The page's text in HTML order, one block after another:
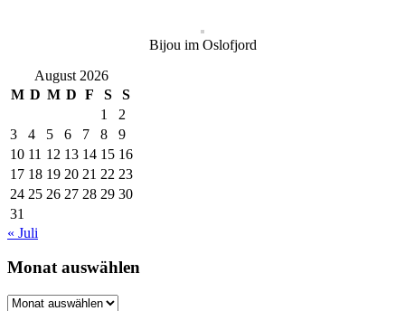
Bijou im Oslofjord
August 2026
M D M D F S
S
1
2
3
4 5 6 7 8
9
10 11 12 13 14 15 16
17 18 19 20 21 22 23
24 25 26 27 28 29 30
31
« Juli
Monat auswählen
Monat